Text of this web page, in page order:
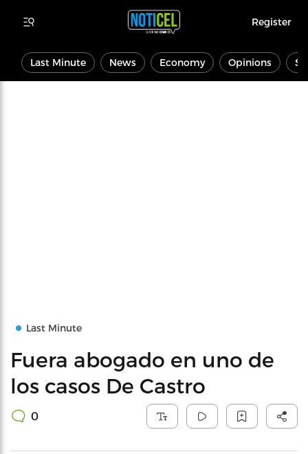
Register
Last Minute News Economy Opinions
Last Minute
Fuera abogado en uno de
los casos De Castro
0